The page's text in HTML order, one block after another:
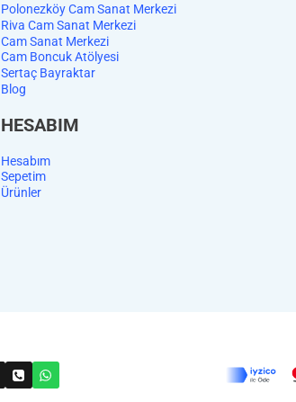
Polonezköy Cam Sanat Merkezi
Riva Cam Sanat Merkezi
Cam Sanat Merkezi
Cam Boncuk Atölyesi
Sertaç Bayraktar
Blog
HESABIM
Hesabım
Sepetim
Ürünler